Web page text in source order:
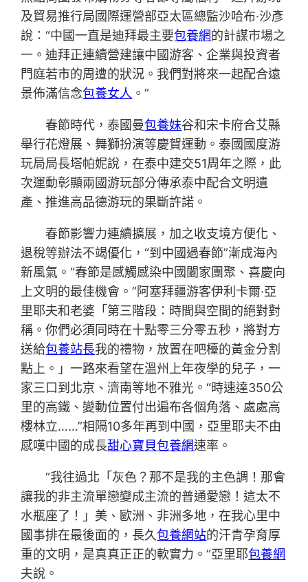
及貿易推行局國際運營部亞太區總監沙哈布·沙彥
說：“中國一直是迪拜最主要包養網的計謀市場之
一。迪拜正連續營建讓中國游客、企業與投資者
門庭若市的周遭的狀況。我們對將來一起配合遠
景佈滿信念包養女人 。”
春節時代，泰國曼包養妹谷和宋卡府合艾縣
舉行花燈展、舞獅扮演等慶賀運動。泰國國度游
玩局局長塔帕妮說，在泰中建交51周年之際，此
次運動彰顯兩國游玩部分傳承泰中配合文明遺
產、推進高品德游玩的果斷許諾。
春節影響力連續擴展，加之收支境方便化、
退稅等辦法不竭優化，“到中國過春節”漸成海內
新風氣。“春節是感觸感染中國闔家團聚、喜慶向
上文明的最佳機會。”阿塞拜疆游客伊利卡爾·亞
里耶夫和老婆「第三階段：時間與空間的絕對對
稱。你們必須同時在十點零三分零五秒，將對方
送給包養站長我的禮物，放置在吧檯的黃金分割
點上。」一路來看望在溫州上年夜學的兒子，一
家三口到北京、濟南等地不雅光。“時速達350公
里的高鐵、變動位置付出遍布各個角落、處處高
樓林立……”相隔10多年再到中國，亞里耶夫不由
感嘆中國的成長甜心寶貝包養網速率。
“我往過北「灰色？那不是我的主色調！那會
讓我的非主流單戀變成主流的普通愛戀！這太不
水瓶座了！」美、歐洲、非洲多地，在我心里中
國事排在最後面的，長久包養網站的汗青孕育厚
重的文明，是真真正正的軟實力。”亞里耶包養網
夫說。